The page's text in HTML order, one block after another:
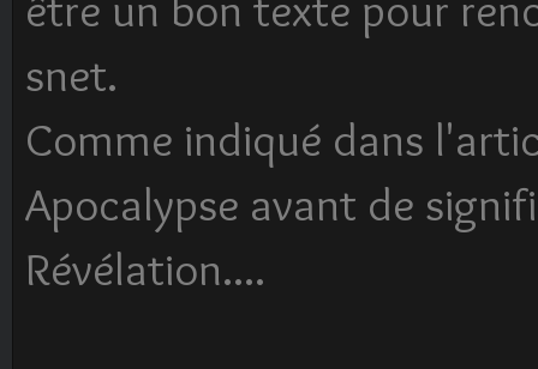
snet.
Comme indiqué dans
Apocalypse avant de
Révélation....